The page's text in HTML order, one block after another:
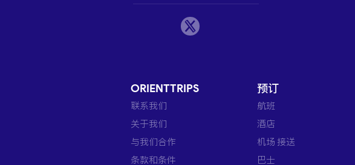
ORIENTTRIPS
联系我们
关于我们
与我们合作
条款和条件
预订
航班
酒店
机场 接送
巴士